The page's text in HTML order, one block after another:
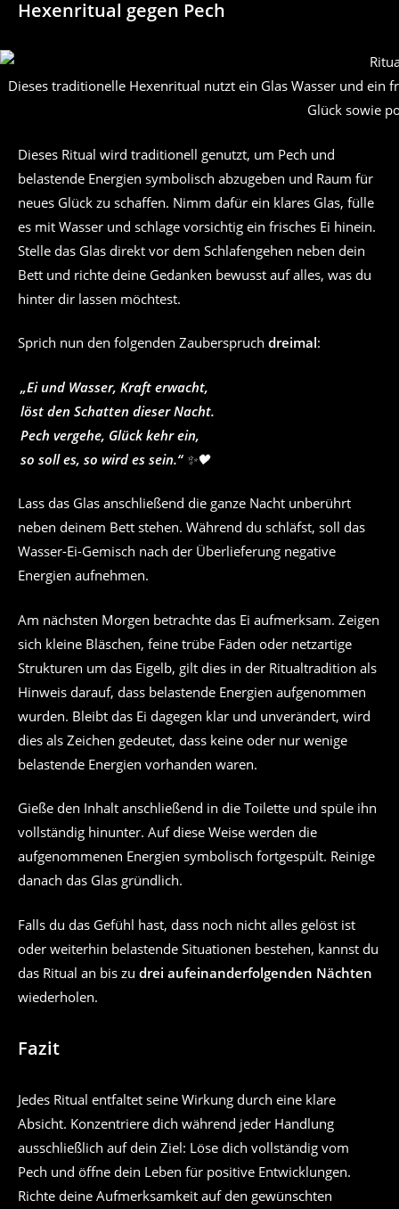
Hexenritual gegen Pech
Dieses traditionelle Hexenritual nutzt ein Glas Wasser und ein
Glück sowie
Dieses Ritual wird traditionell genutzt, um Pech und
belastende Energien symbolisch abzugeben und Raum für
neues Glück zu schaffen. Nimm dafür ein klares Glas, fülle
es mit Wasser und schlage vorsichtig ein frisches Ei hinein.
Stelle das Glas direkt vor dem Schlafengehen neben dein
Bett und richte deine Gedanken bewusst auf alles, was du
hinter dir lassen möchtest.
Sprich nun den folgenden Zauberspruch dreimal:
„Ei und Wasser, Kraft erwacht,
löst den Schatten dieser Nacht.
Pech vergehe, Glück kehr ein,
so soll es, so wird es sein.“✨🖤
Lass das Glas anschließend die ganze Nacht unberührt
neben deinem Bett stehen. Während du schläfst, soll das
Wasser-Ei-Gemisch nach der Überlieferung negative
Energien aufnehmen.
Am nächsten Morgen betrachte das Ei aufmerksam. Zeigen
sich kleine Bläschen, feine trübe Fäden oder netzartige
Strukturen um das Eigelb, gilt dies in der Ritualtradition als
Hinweis darauf, dass belastende Energien aufgenommen
wurden. Bleibt das Ei dagegen klar und unverändert, wird
dies als Zeichen gedeutet, dass keine oder nur wenige
belastende Energien vorhanden waren.
Gieße den Inhalt anschließend in die Toilette und spüle ihn
vollständig hinunter. Auf diese Weise werden die
aufgenommenen Energien symbolisch fortgespült. Reinige
danach das Glas gründlich.
Falls du das Gefühl hast, dass noch nicht alles gelöst ist
oder weiterhin belastende Situationen bestehen, kannst du
das Ritual an bis zu drei aufeinanderfolgenden Nächten
wiederholen.
Fazit
Jedes Ritual entfaltet seine Wirkung durch eine klare
Absicht. Konzentriere dich während jeder Handlung
ausschließlich auf dein Ziel: Löse dich vollständig vom
Pech und öffne dein Leben für positive Entwicklungen.
Richte deine Aufmerksamkeit auf den gewünschten